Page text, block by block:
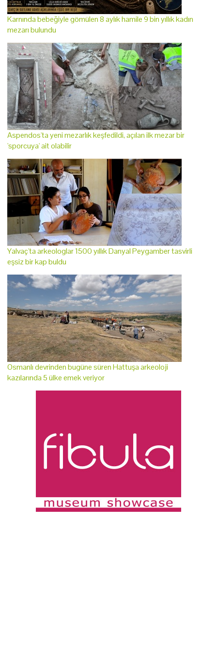
Karnında bebeğiyle gömülen 8 aylık hamile 9 bin yıllık kadın
mezarı bulundu
Aspendos'ta yeni mezarlık keşfedildi, açılan ilk mezar bir
'sporcuya' ait olabilir
Yalvaç'ta arkeologlar 1500 yıllık Danyal Peygamber tasvirli
eşsiz bir kap buldu
Osmanlı devrinden bugüne süren Hattuşa arkeoloji
kazılarında 5 ülke emek veriyor